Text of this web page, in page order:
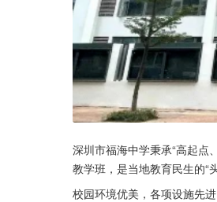
深圳市福海中学秉承“高起点
教学班，是当地教育民生的“头
校园环境优美，各项设施先